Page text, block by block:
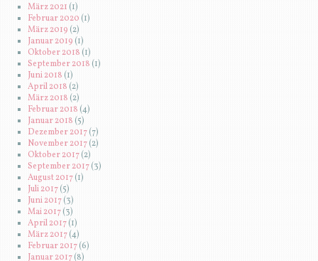
März 2021(1)
Februar 2020 (1)
März 2019 (2)
Januar 2019 (1)
Oktober 2018 (1)
September 2018 (1)
Juni 2018 (1)
April 2018 (2)
März 2018 (2)
Februar 2018(4)
Januar 2018 (5)
Dezember 2017(7)
November 2017(2)
Oktober 2017(2)
September 2017(3)
August 2017(1)
Juli 2017(5)
Juni 2017(3)
Mai 2017(3)
April 2017(1)
März 2017(4)
Februar 2017(6)
Januar 2017(8)